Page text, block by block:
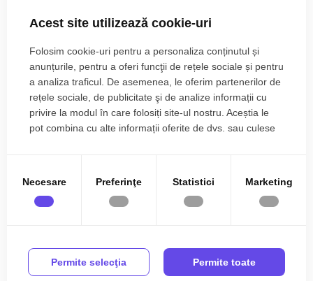
• Bucatarie: mobilata, utilata;
• Mobilat: complet;
• Utilitati: curent electric, apa, canalizare, gaz, telefon, acces
internet, fibra optica;
• Izolatii: exterior;
• Contorizare: apometre, contor gaz, contor curent electric;
Apartamentul se inchiriaza mobilat si utilat cu:plita pe gaz,
cuptor, hota, masina de spalat rufe, masina de spalat vase,
frigider cu congelator.
Pentru a se inchiria acest apartament se achita proprietarului
Finisat
PVC
Metal
Celulare
Lemn
Debara
Pivnita
Mobilata
Utilata
Apometre
Broker Imobiliar
0785.822.822
Ati vizualizat anuntul: Apartament 3 camere de inchiriat 64mp
Ești interesat de aceasta proprietate ?
Acest site utilizează cookie-uri
Folosim cookie-uri pentru a personaliza conținutul și
anunțurile, pentru a oferi funcţii de rețele sociale și pentru
a analiza traficul. De asemenea, le oferim partenerilor de
rețele sociale, de publicitate şi de analize informații cu
privire la modul în care folosiți site-ul nostru. Aceștia le
pot combina cu alte informații oferite de dvs. sau culese
Necesare Preferinţe Statistici Marketing
Permite selecţia Permite toate